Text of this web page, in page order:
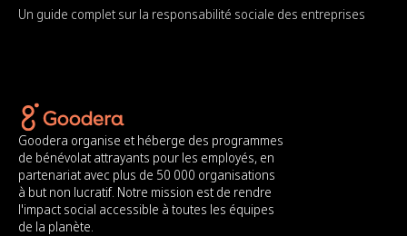
Un guide complet sur la responsabilité sociale des entreprises
Goodera organise et héberge des programmes
de bénévolat attrayants pour les employés, en
partenariat avec plus de 50 000 organisations
à but non lucratif. Notre mission est de rendre
l'impact social accessible à toutes les équipes
de la planète.